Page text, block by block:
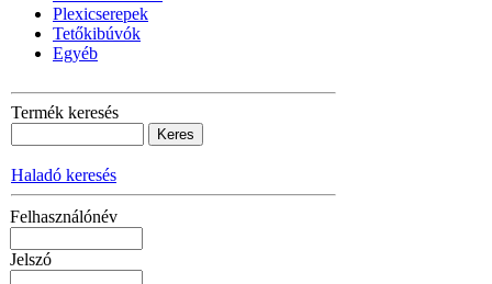
Plexicserepek
Tetőkibúvók
Egyéb
Termék keresés
Haladó keresés
Felhasználónév
Jelszó